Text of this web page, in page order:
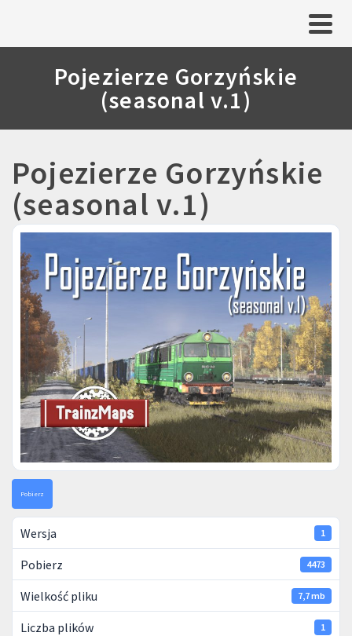
Pojezierze Gorzyńskie
(seasonal v.1)
Pojezierze Gorzyńskie
(seasonal v.1)
Pobierz
Wersja 1
Pobierz 4473
Wielkość pliku 7,7 mb
Liczba plików 1